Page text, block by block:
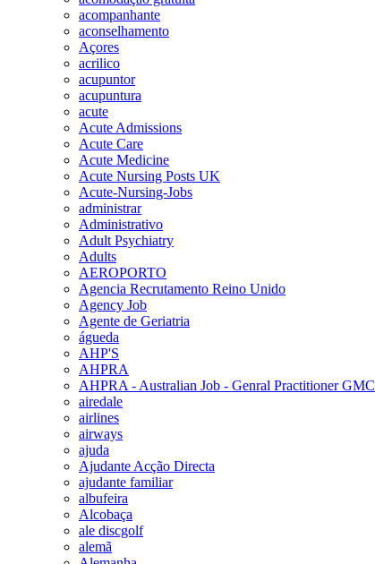
acompanhante
aconselhamento
Açores
acrilico
acupuntor
acupuntura
acute
Acute Admissions
Acute Care
Acute Medicine
Acute Nursing Posts UK
Acute-Nursing-Jobs
administrar
Administrativo
Adult Psychiatry
Adults
AEROPORTO
Agencia Recrutamento Reino Unido
Agency Job
Agente de Geriatria
águeda
AHP'S
AHPRA
AHPRA - Australian Job - Genral Practitioner GMC
airedale
airlines
airways
ajuda
Ajudante Acção Directa
ajudante familiar
albufeira
Alcobaça
ale discgolf
alemã